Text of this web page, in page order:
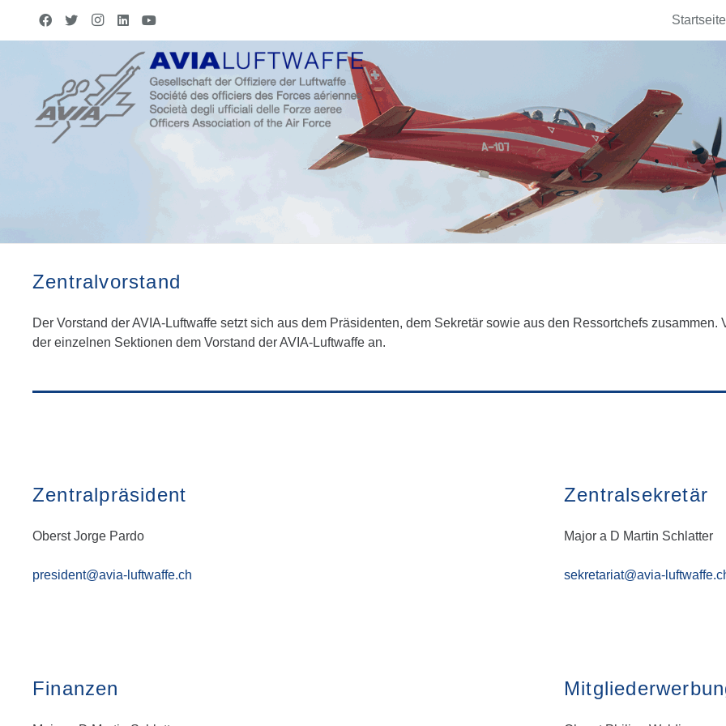
Startseite
Zentralvorstand
Der Vorstand der AVIA-Luftwaffe setzt sich aus dem Präsidenten, dem Sekretär sowie aus den Ressortchefs
der einzelnen Sektionen dem Vorstand der AVIA-Luftwaffe an.
Zentralpräsident
Oberst Jorge Pardo
president@avia-luftwaffe.ch
Zentralsekretär
Major a D Martin Schlatter
sekretariat@avia-
Finanzen